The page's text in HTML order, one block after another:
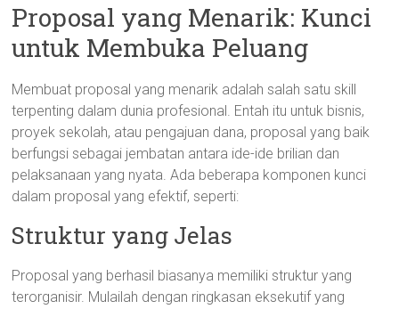
Proposal yang Menarik: Kunci
untuk Membuka Peluang
Membuat proposal yang menarik adalah salah satu skill
terpenting dalam dunia profesional. Entah itu untuk bisnis,
proyek sekolah, atau pengajuan dana, proposal yang baik
berfungsi sebagai jembatan antara ide-ide brilian dan
pelaksanaan yang nyata. Ada beberapa komponen kunci
dalam proposal yang efektif, seperti:
Struktur yang Jelas
Proposal yang berhasil biasanya memiliki struktur yang
terorganisir. Mulailah dengan ringkasan eksekutif yang